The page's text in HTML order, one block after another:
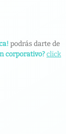
podrás darte de
corporativo?click